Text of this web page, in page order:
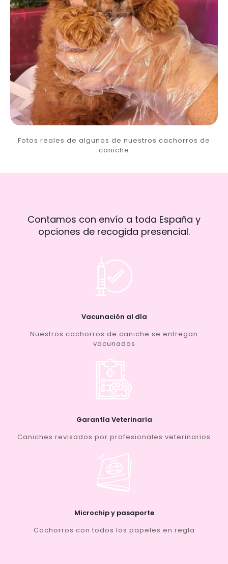
Fotos reales de algunos de nuestros cachorros de
caniche
Contamos con envío a toda España y
opciones de recogida presencial.
Vacunación al día
Nuestros cachorros de caniche se entregan
vacunados
Garantía Veterinaria
Caniches revisados por profesionales veterinarios
Microchip y pasaporte
Cachorros con todos los papeles en regla